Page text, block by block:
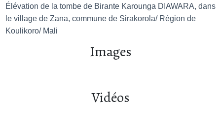
Élévation de la tombe de Birante Karounga DIAWARA, dans
le village de Zana, commune de Sirakorola/ Région de
Koulikoro/ Mali
Images
Vidéos